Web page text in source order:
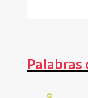
Palabras